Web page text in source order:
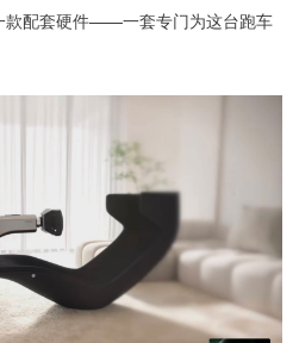
款配套硬件——一套专门为这台跑车